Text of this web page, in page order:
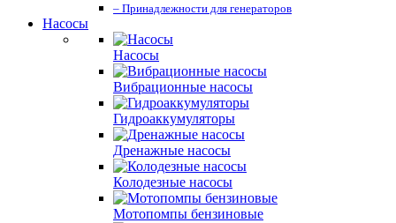
– Принадлежности для генераторов
Насосы
Насосы
Вибрационные насосы
Гидроаккумуляторы
Дренажные насосы
Колодезные насосы
Мотопомпы бензиновые